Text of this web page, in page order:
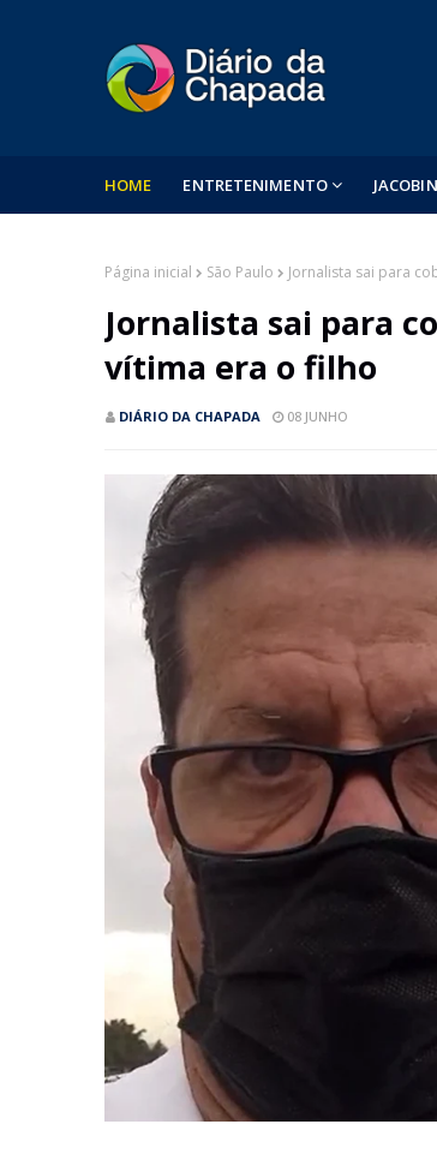
HOME ENTRETENIMENTO
Página inicial São Paulo Jornalista sai para
Jornalista sai para
vítima era o filho
DIÁRIO DA CHAPADA 08 JUNHO